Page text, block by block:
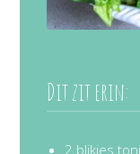
Dit zit erin:
2 blikjes